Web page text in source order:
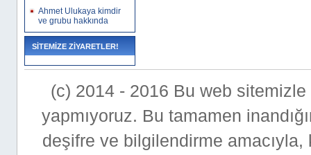
Ahmet Ulukaya kimdir
ve grubu hakkında
SİTEMİZE ZİYARETLER!
(c) 2014 - 2016 Bu web
yapmıyoruz. Bu tamamen
deşifre ve bilgilendirme